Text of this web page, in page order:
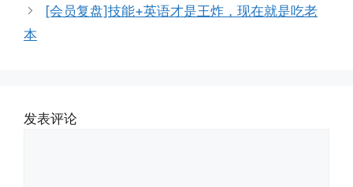
[会员复盘]技能+英语才是王炸，现在就是吃老
本
发表评论